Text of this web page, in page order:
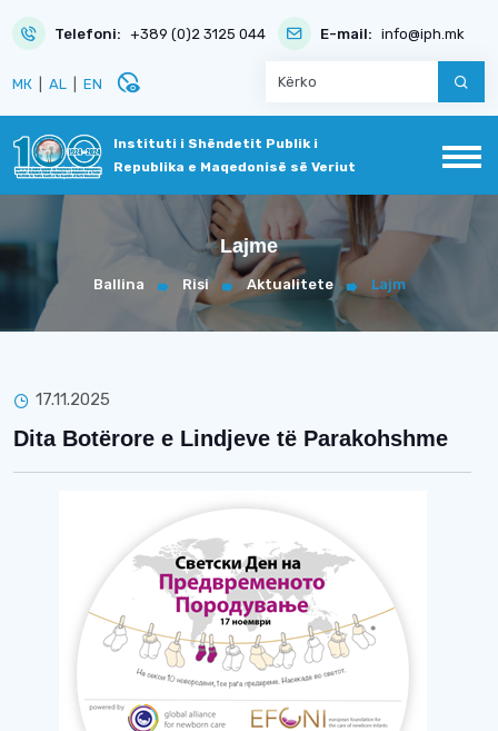
Telefoni: +389 (0)2 3125 044 E-mail: info@iph.mk
МК AL EN disabled_visible
Instituti i Shëndetit Publik i
Republika e Maqedonisë së Veriut
Lajme
Ballina Risi Aktualitete Lajm
17.11.2025
Dita Botërore e Lindjeve të Parakohshme